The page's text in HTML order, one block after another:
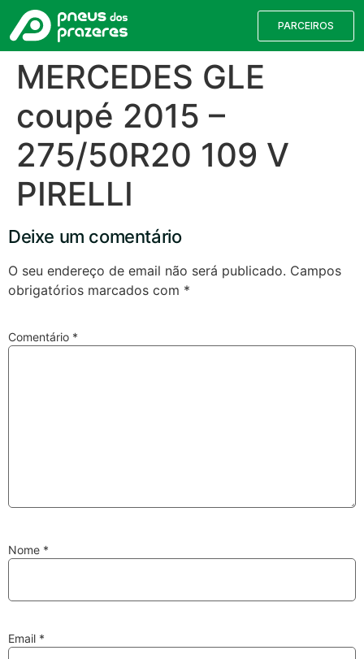
PARCEIROS
MERCEDES GLE
coupé 2015 –
275/50R20 109 V
PIRELLI
Deixe um comentário
O seu endereço de email não será publicado. Campos
obrigatórios marcados com *
Comentário *
Nome *
Email *
Pesquisa de Pneus
Velas Lâmpadas